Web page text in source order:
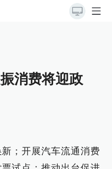
消费将迎政
；开展汽车流通消费